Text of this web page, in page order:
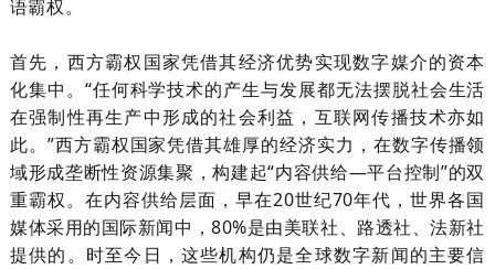
语霸权。
首先，西方霸权国家凭借其经济优势实现数字媒介的资本
化集中。 “任何科学技术的产生与发展都无法摆脱社会生活
在强制性再生产中形成的社会利益，互联网传播技术亦如
此。”西方霸权国家凭借其雄厚的经济实力，在数字传播领
域形成垄断性资源集聚，构建起“内容供给—平台控制”的双
重霸权。在内容供给层面，早在20世纪70年代，世界各国
媒体采用的国际新闻中，80%是由美联社、路透社、法新社
提供的。时至今日，这些机构仍是全球数字新闻的主要信